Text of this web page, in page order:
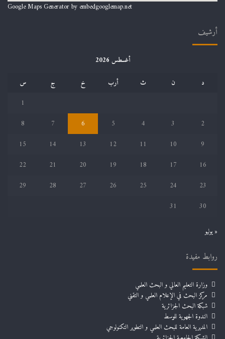
Google Maps Generator by embedgooglemap.net
أرشيف
أغسطس 2026
د
ن ث أرب خ ج
س
1
2
3
4
5
6
7
8
9
10
11
12
13
14
15
16
17
18
19
20
21
22
23
24
25
26
27
28
29
30
31
« يوليو
روابط مفيدة
وزارة التعليم العالي و البحث العلمي
مركز البحث في الإعلام العلمي و التقني
شبكة البحث الجزائرية
الندوة الجهوية للوسط
المديرية العامة للبحث العلمي و التطوير التكنولوجي